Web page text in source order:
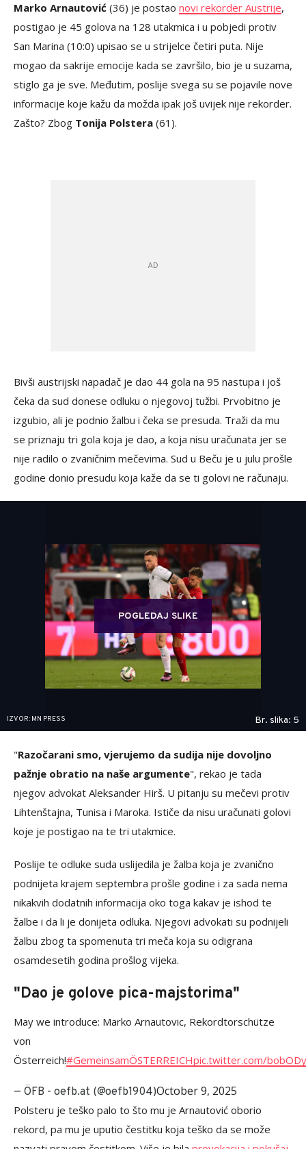
Marko Arnautović (36) je postao novi rekorder Austrije,
postigao je 45 golova na 128 utakmica i u pobjedi protiv
San Marina (10:0) upisao se u strijelce četiri puta. Nije
mogao da sakrije emocije kada se završilo, bio je u suzama,
stiglo ga je sve. Međutim, poslije svega su se pojavile nove
informacije koje kažu da možda ipak još uvijek nije rekorder.
Zašto? Zbog Tonija Polstera (61).
Bivši austrijski napadač je dao 44 gola na 95 nastupa i još
čeka da sud donese odluku o njegovoj tužbi. Prvobitno je
izgubio, ali je podnio žalbu i čeka se presuda. Traži da mu
se priznaju tri gola koja je dao, a koja nisu uračunata jer se
nije radilo o zvaničnim mečevima. Sud u Beču je u julu prošle
godine donio presudu koja kaže da se ti golovi ne računaju.
POGLEDAJ SLIKE
IZVOR: MN PRESS Br. slika: 5
"Razočarani smo, vjerujemo da sudija nije dovoljno
pažnje obratio na naše argumente", rekao je tada
njegov advokat Aleksander Hirš. U pitanju su mečevi protiv
Lihtenštajna, Tunisa i Maroka. Ističe da nisu uračunati golovi
koje je postigao na te tri utakmice.
Poslije te odluke suda uslijedila je žalba koja je zvanično
podnijeta krajem septembra prošle godine i za sada nema
nikakvih dodatnih informacija oko toga kakav je ishod te
žalbe i da li je donijeta odluka. Njegovi advokati su podnijeli
žalbu zbog ta spomenuta tri meča koja su odigrana
osamdesetih godina prošlog vijeka.
"Dao je golove pica-majstorima"
May we introduce: Marko Arnautovic, Rekordtorschütze
von
Österreich!#GemeinsamÖSTERREICHpic.twitter.com/
— ÖFB - oefb.at (@oefb1904)October 9, 2025
Polsteru je teško palo to što mu je Arnautović oborio
rekord, pa mu je uputio čestitku koja teško da se može